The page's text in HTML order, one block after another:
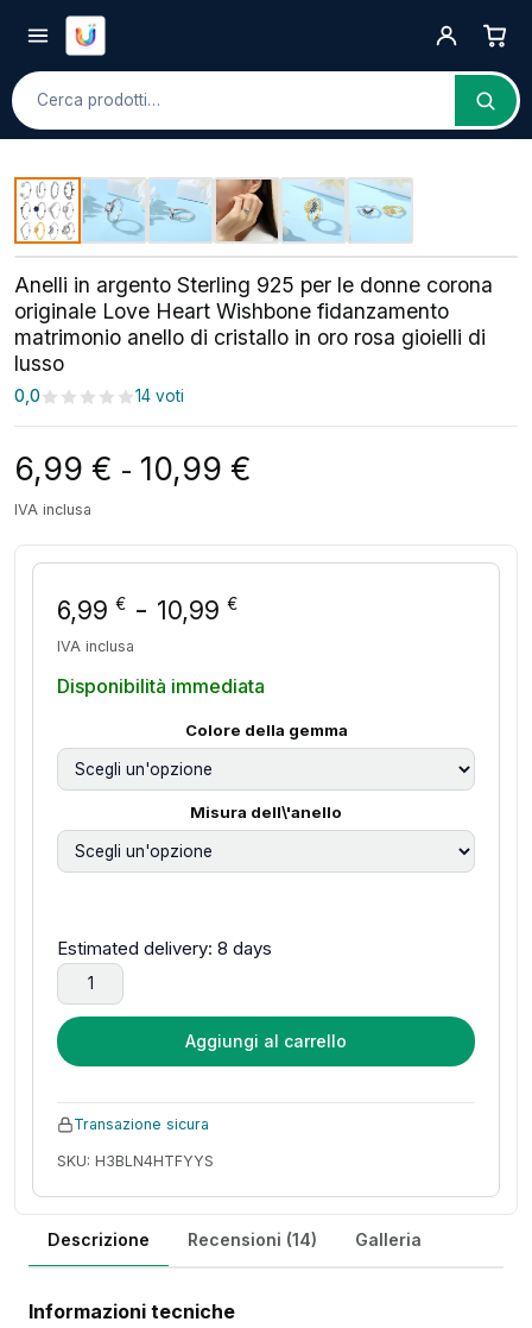
Cerca
Anelli in argento Sterling 925 per le donne corona
originale Love Heart Wishbone fidanzamento
matrimonio anello di cristallo in oro rosa gioielli di
lusso
0,0 14 voti
6,99 € - 10,99 €
IVA inclusa
6,99 € - 10,99 €Fascia di prezzo: da
IVA inclusa
Disponibilità immediata
Colore della gemma
Misura dell\'anello
Estimated delivery: 8 days
Anelli in argento Sterling 925 per le donne corona
Aggiungi al carrello
Transazione sicura
SKU: H3BLN4HTFYYS
Descrizione Recensioni (14) Galleria
Informazioni tecniche